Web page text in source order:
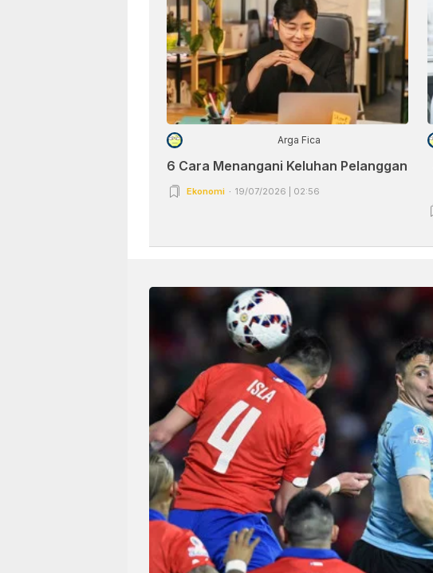
Arga Fica
6 Cara Menangani Keluhan Pelanggan
Ekonomi 19/07/2026 | 02:56